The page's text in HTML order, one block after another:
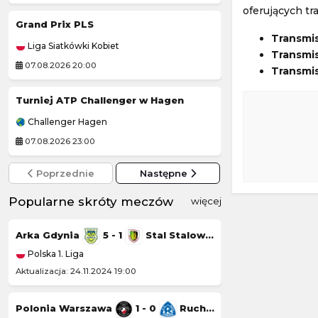
Grand Prix PLS
Liga Siatkówki Kobiet
07.08.2026 20:00
Turniej ATP Challenger w Hagen
Challenger Hagen
07.08.2026 23:00
07.08.2026 19:00
Poprzednie Następne
Popularne skróty meczów więcej
Arka Gdynia 5 - 1 Stal Stalowa Wola
Polska 1. Liga
Aktualizacja: 24.11.2024 19:00
Polonia Warszawa 1 - 0 Ruch Chorzów
oferujących